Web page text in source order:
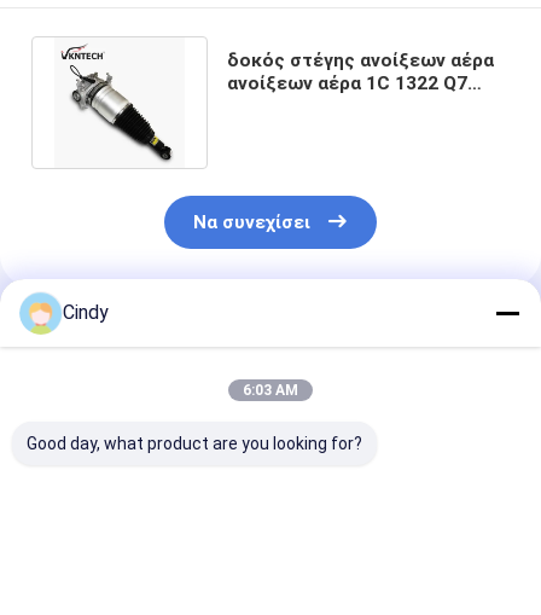
δοκός στέγης ανοίξεων αέρα
ανοίξεων αέρα 1C 1322 Q7
Να συνεχίσει
Συνιστώμενα Προϊόντα
Cindy
6:03 AM
Good day, what product are you looking for?